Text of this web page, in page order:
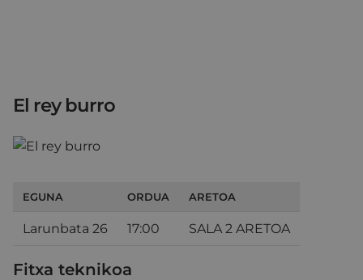
El rey burro
EGUNA ORDUA ARETOA
Larunbata 26 17:00 SALA 2 ARETOA
Fitxa teknikoa